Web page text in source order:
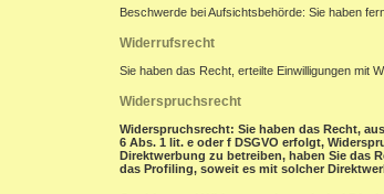
Beschwerde bei Aufsichtsbehörde: Sie haben
Widerrufsrecht
Sie haben das Recht, erteilte Einwilligungen mit
Widerspruchsrecht
Widerspruchsrecht: Sie haben das Recht,
6 Abs. 1 lit. e oder f DSGVO erfolgt,
Direktwerbung zu betreiben, haben Sie das
das Profiling, soweit es mit solcher